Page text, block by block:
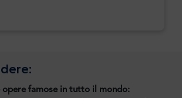
opere famose in tutto il mondo: